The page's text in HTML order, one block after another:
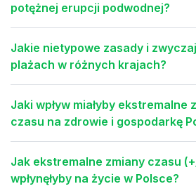
potężnej erupcji podwodnej?
Jakie nietypowe zasady i
plażach w różnych krajach?
Jaki wpływ miałyby ekstremalne
czasu na zdrowie i gospodarkę
Jak ekstremalne zmiany czasu
wpłynęłyby na życie w Polsce?